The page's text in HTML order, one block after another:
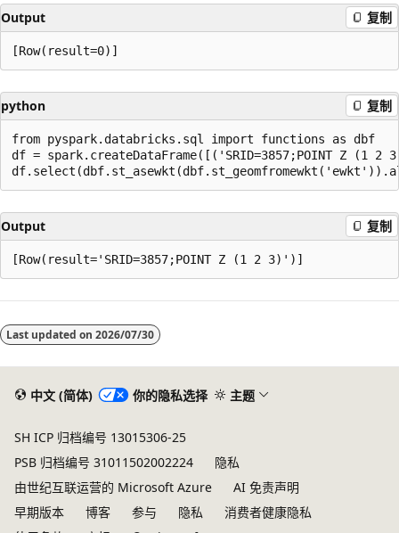
Output 复制
python 复制
from pyspark.databricks.sql import functions as dbf
df = spark.createDataFrame([('SRID=3857;POINT Z
Output 复制
模
式
Last updated on 2026/07/30
中文 (简体) 你的隐私选择 主题
SH ICP 归档编号 13015306-25
PSB 归档编号 31011502002224
隐私
由世纪互联运营的 Microsoft Azure
AI 免责声明
早期版本
博客 参与 隐私
消费者健康隐私